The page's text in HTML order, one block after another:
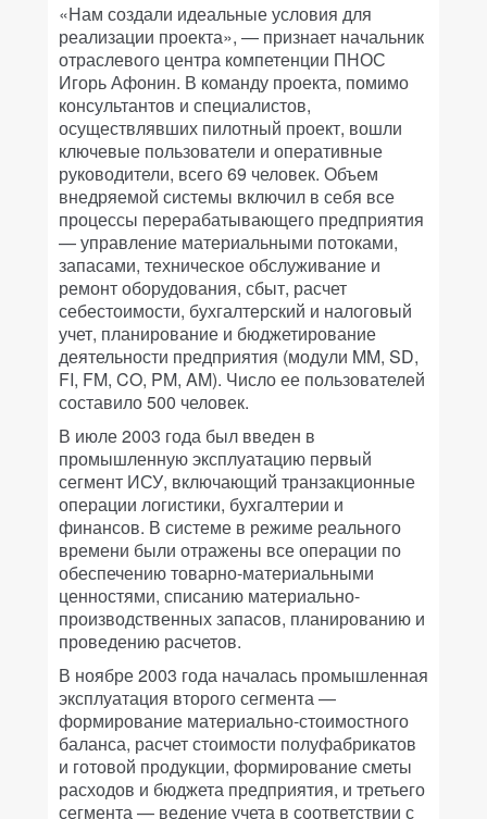
«Нам создали идеальные условия для
реализации проекта», — признает начальник
отраслевого центра компетенции ПНОС
Игорь Афонин. В команду проекта, помимо
консультантов и специалистов,
осуществлявших пилотный проект, вошли
ключевые пользователи и оперативные
руководители, всего 69 человек. Объем
внедряемой системы включил в себя все
процессы перерабатывающего предприятия
— управление материальными потоками,
запасами, техническое обслуживание и
ремонт оборудования, сбыт, расчет
себестоимости, бухгалтерский и налоговый
учет, планирование и бюджетирование
деятельности предприятия (модули MM, SD,
FI, FM, CO, PM, AM). Число ее пользователей
составило 500 человек.
В июле 2003 года был введен в
промышленную эксплуатацию первый
сегмент ИСУ, включающий транзакционные
операции логистики, бухгалтерии и
финансов. В системе в режиме реального
времени были отражены все операции по
обеспечению товарно-материальными
ценностями, списанию материально-
производственных запасов, планированию и
проведению расчетов.
В ноябре 2003 года началась промышленная
эксплуатация второго сегмента —
формирование материально-стоимостного
баланса, расчет стоимости полуфабрикатов
и готовой продукции, формирование сметы
расходов и бюджета предприятия, и третьего
сегмента — ведение учета в соответствии с